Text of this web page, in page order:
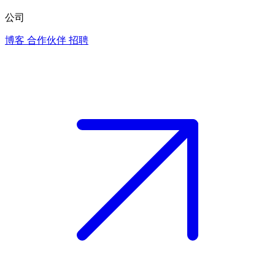
公司
博客 合作伙伴 招聘